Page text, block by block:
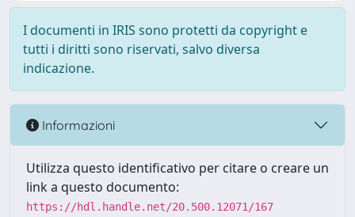
I documenti in IRIS sono protetti da copyright e
tutti i diritti sono riservati, salvo diversa
indicazione.
Informazioni
Utilizza questo identificativo per citare o creare un
link a questo documento:
https://hdl.handle.net/20.500.12071/167